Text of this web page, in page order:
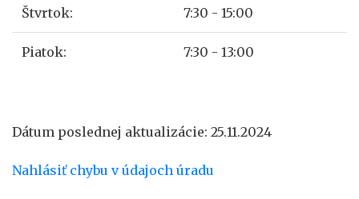
Štvrtok: 7:30 - 15:00
Piatok: 7:30 - 13:00
Dátum poslednej aktualizácie: 25.11.2024
Nahlásiť chybu v údajoch úradu